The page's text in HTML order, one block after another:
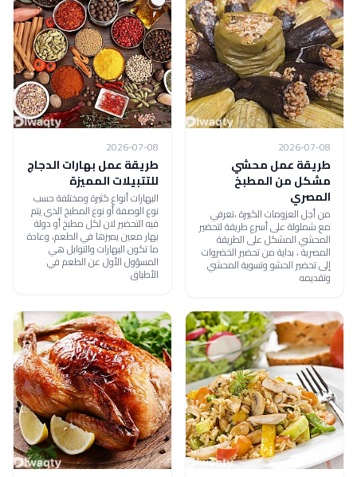
2026-07-08
طريقة عمل محشي
مشكل من المطبخ
المصري
من أجل العزومات الكبيرة ،تعرفي
مع شملولة على أسرع طريقة لتحضير
المحشي المشكل على الطريقة
المصرية ، بداية من تحضير الخضروات
إلى تحضير الحشو وتسوية المحشي
وتقديمه
2026-07-08
طريقة عمل بهارات الدجاج
للتتبيلات المميزة
البهارات أنواع كثيرة ومختلفة حسب
نوع الوصفة أو نوع المطبخ الذي يتم
فيه التحضير لان لكل مطبخ أو دولة
بهار معين يميزها في الطعم، وعادة
ما تكون البهارات والتوابل هي
المسؤول الأول عن الطعم في
الأطباق